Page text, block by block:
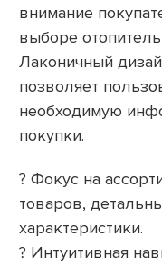
внимание
выборе
Лаконичный
позволяет
необходимую
покупки.
? Фокус на
товаров,
характеристики.
? Интуитивная